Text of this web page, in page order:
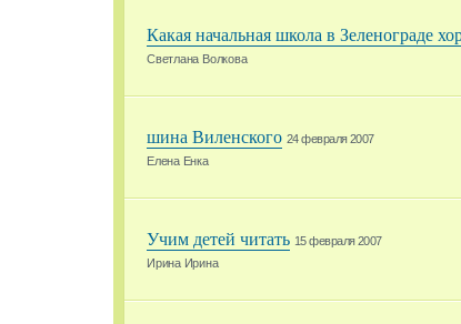
Какая начальная школа в Зеленограде
Светлана Волкова
шина Виленского 24 февраля 2007
Елена Енка
Учим детей читать 15 февраля 2007
Ирина Ирина